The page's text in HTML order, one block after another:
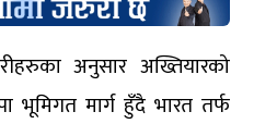
अनुसार अख्तियारको
भूमिगत मार्ग हुँदै भारत तर्फ